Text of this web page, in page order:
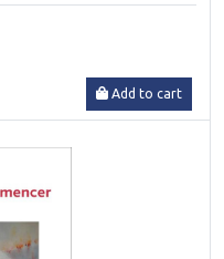
Add to cart